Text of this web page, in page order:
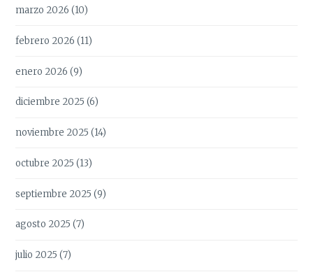
marzo 2026 (10)
febrero 2026 (11)
enero 2026 (9)
diciembre 2025 (6)
noviembre 2025 (14)
octubre 2025 (13)
septiembre 2025 (9)
agosto 2025 (7)
julio 2025 (7)